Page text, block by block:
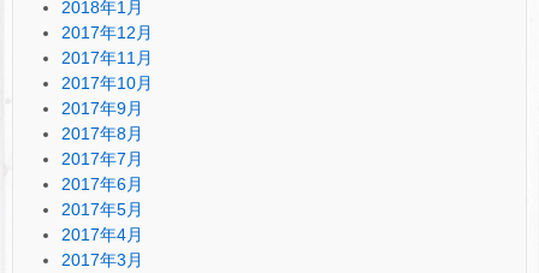
2018年1月
2017年12月
2017年11月
2017年10月
2017年9月
2017年8月
2017年7月
2017年6月
2017年5月
2017年4月
2017年3月